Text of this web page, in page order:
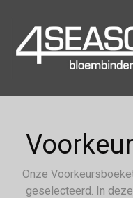
Onze
geselecteerd. In